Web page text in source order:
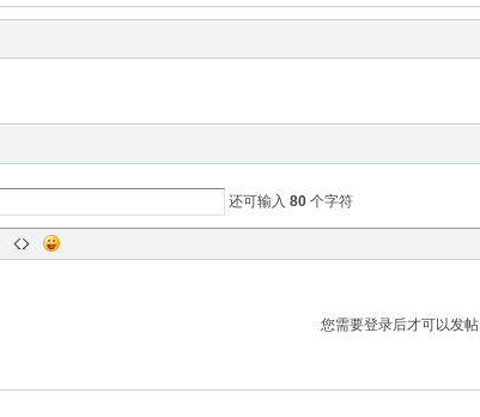
还可输入 80 个字符
您需要登录后才可以发帖